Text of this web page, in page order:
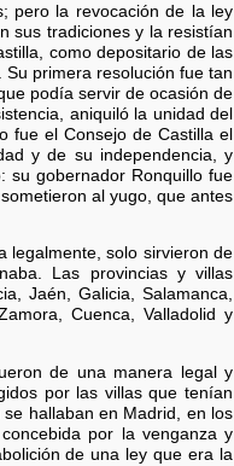
pero la revocación de la ley
sus tradiciones y la resistían
como depositario de las
primera resolución fue tan
podía servir de ocasión de
aniquiló la unidad del
fue el Consejo de Castilla el
y de su independencia, y
su gobernador Ronquillo fue
al yugo, que antes
legalmente, solo sirvieron de
Las provincias y villas
Jaén, Galicia, Salamanca,
Cuenca, Valladolid y
de una manera legal y
por las villas que tenían
hallaban en Madrid, en los
por la venganza y
de una ley que era la